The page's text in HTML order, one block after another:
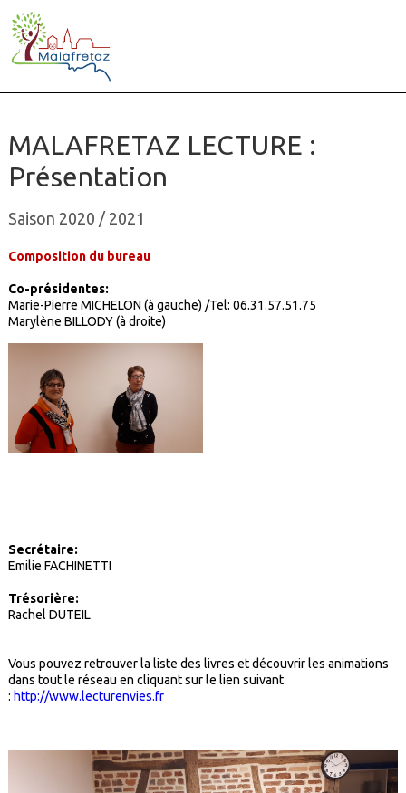
MALAFRETAZ LECTURE :
Présentation
Saison 2020 / 2021
Composition du bureau
Co-présidentes:
Marie-Pierre MICHELON (à gauche) /Tel: 06.31.57.51.75
Marylène BILLODY (à droite)
Secrétaire:
Emilie FACHINETTI
Trésorière:
Rachel DUTEIL
Vous pouvez retrouver la liste des livres et découvrir les animations
dans tout le réseau en cliquant sur le lien suivant
: http://www.lecturenvies.fr